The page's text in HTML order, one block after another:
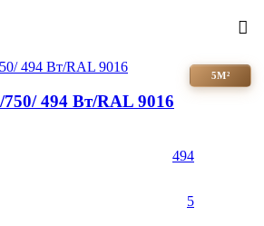
5М²
494 Bт/RAL 9016
494
5